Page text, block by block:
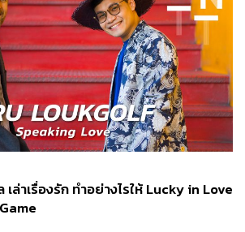
ล่าเรื่องรัก ทำอย่างไรให้ Lucky in Love